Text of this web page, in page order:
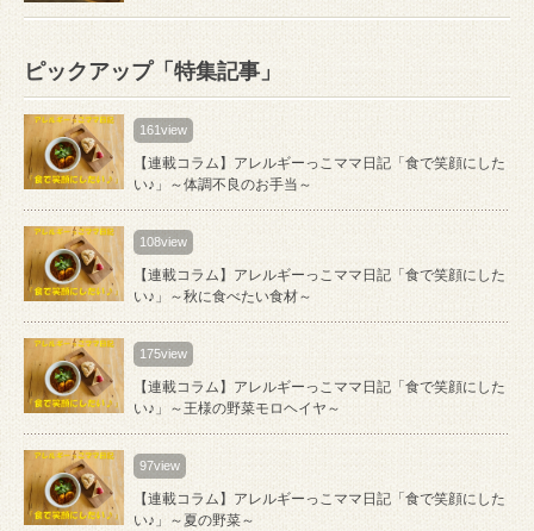
ピックアップ「特集記事」
161view
【連載コラム】アレルギーっこママ日記「食で笑顔にした
い♪」～体調不良のお手当～
108view
【連載コラム】アレルギーっこママ日記「食で笑顔にした
い♪」～秋に食べたい食材～
175view
【連載コラム】アレルギーっこママ日記「食で笑顔にした
い♪」～王様の野菜モロヘイヤ～
97view
【連載コラム】アレルギーっこママ日記「食で笑顔にした
い♪」～夏の野菜～